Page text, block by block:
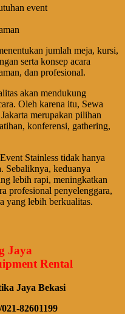
event
jumlah meja, kursi,
serta konsep acara
dan profesional.
akan mendukung
Oleh karena itu, Sewa
merupakan pilihan
konferensi, gathering,
Stainless tidak hanya
Sebaliknya, keduanya
lebih rapi, meningkatkan
profesional penyelenggara,
yang lebih berkualitas.
Jaya
Rental
Jaya Bekasi
82601199